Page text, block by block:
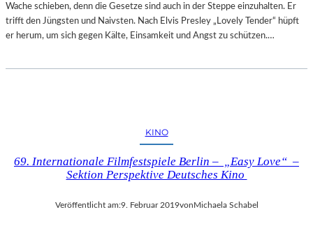
Wache schieben, denn die Gesetze sind auch in der Steppe einzuhalten. Er
trifft den Jüngsten und Naivsten. Nach Elvis Presley „Lovely Tender“ hüpft
er herum, um sich gegen Kälte, Einsamkeit und Angst zu schützen.…
KINO
69. Internationale Filmfestspiele Berlin – „Easy Love“ –
Sektion Perspektive Deutsches Kino
Veröffentlicht am:9. Februar 2019von Michaela Schabel